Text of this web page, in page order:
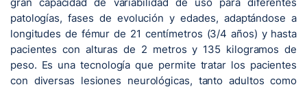
patologías, fases de evolución y edades, adaptándose a
longitudes de fémur de 21 centímetros (3/4 años) y hasta
pacientes con alturas de 2 metros y 135 kilogramos de
peso. Es una tecnología que permite tratar los pacientes
con diversas lesiones neurológicas, tanto adultos como